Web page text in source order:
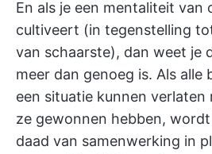
En als je een mentaliteit van
cultiveert (in tegenstelling
van schaarste), dan weet je
meer dan genoeg is. Als
een situatie kunnen
ze gewonnen hebben,
daad van samenwerking in